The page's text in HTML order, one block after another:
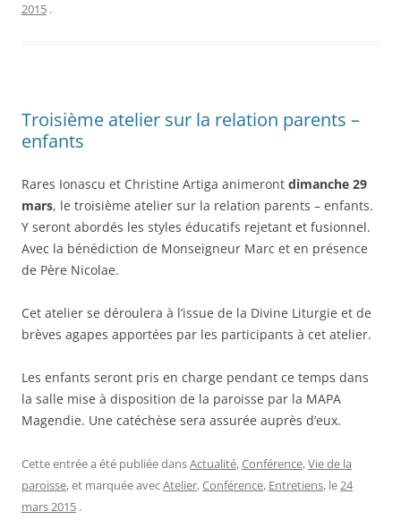
2015 .
Troisième atelier sur la relation parents –
enfants
Rares Ionascu et Christine Artiga animeront dimanche 29
mars, le troisième atelier sur la relation parents – enfants.
Y seront abordés les styles éducatifs rejetant et fusionnel.
Avec la bénédiction de Monseigneur Marc et en présence
de Père Nicolae.
Cet atelier se déroulera à l’issue de la Divine Liturgie et de
brèves agapes apportées par les participants à cet atelier.
Les enfants seront pris en charge pendant ce temps dans
la salle mise à disposition de la paroisse par la MAPA
Magendie. Une catéchèse sera assurée auprès d’eux.
Cette entrée a été publiée dansActualité,Conférence,Vie de la
paroisse, et marquée avecAtelier,Conférence, Entretiens, le24
mars 2015 .